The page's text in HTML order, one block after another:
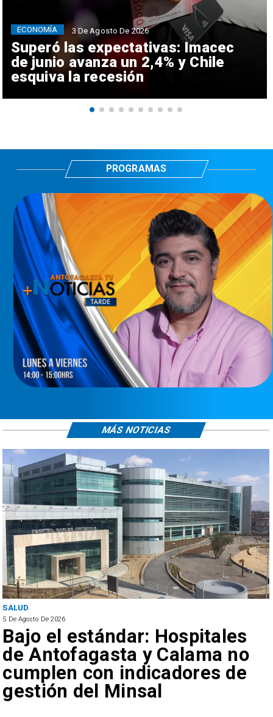
Superó las expectativas: Imacec
de junio avanza un 2,4% y Chile
esquiva la recesión
ECONOMÍA 3 De Agosto De 2026
PROGRAMAS
SALUD
5 De Agosto De 2026
Bajo el estándar: Hospitales
de Antofagasta y Calama no
cumplen con indicadores de
gestión del Minsal
MÁS NOTICIAS